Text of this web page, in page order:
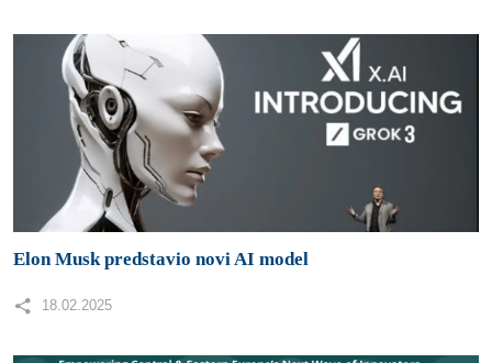
Elon Musk predstavio novi AI model
18.02.2025